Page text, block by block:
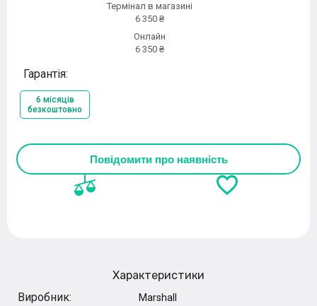
Термінал в магазині
6 350 ₴
Онлайн
6 350 ₴
Гарантія:
6 місяців
безкоштовно
Повідомити про наявність
Характеристики
Виробник:
Marshall